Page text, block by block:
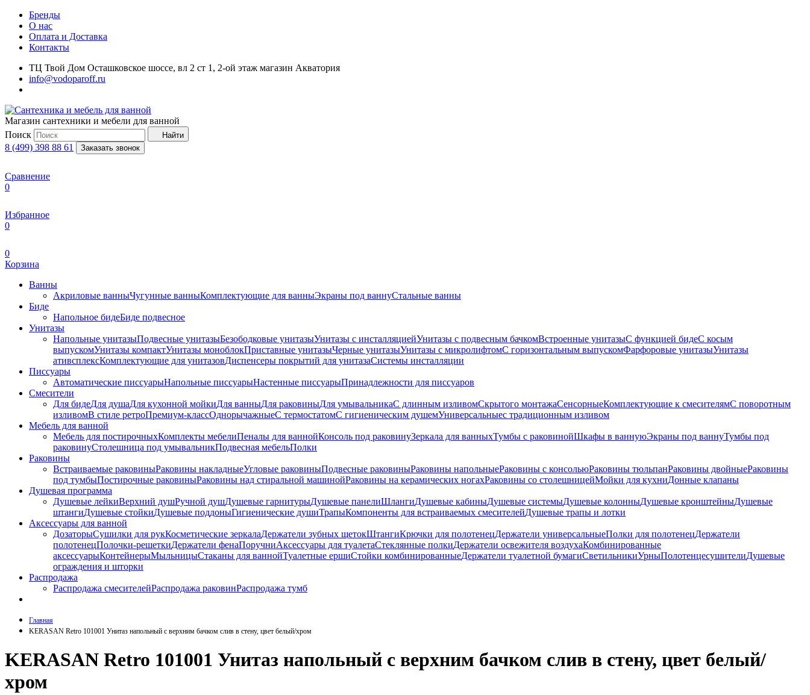
Бренды
О нас
Оплата и Доставка
Контакты
ТЦ Твой Дом Осташковское шоссе, вл 2 ст 1, 2-ой этаж магазин Акватория
info@vodoparoff.ru
Магазин сантехники и мебели для ванной
Поиск
Найти
8 (499) 398 88 61 Заказать звонок
Сравнение
0
Избранное
0
0
Корзина
Ванны
Акриловые ванныЧугунные ванныКомплектующие для ванныЭкраны под ваннуСтальные ванны
Биде
Напольное бидеБиде пoдвеснoе
Унитазы
Напольные унитазыПодвесные унитазыБезободковые унитазыУнитазы с инсталляциейУнитазы с подвесным бачкомВстроенные унитазыС функцией бидеС косым
выпускомУнитазы компактУнитазы моноблокПриставные унитазыЧерные унитазыУнитазы с микролифтомC горизонтальным выпускомФарфоровые унитазыУнитазы
ативсплексКомплектующие для унитазовДиспенсеры покрытий для унитазаСистемы инсталляции
Писсуары
Автоматические писсуарыНапольные писсуарыНастенные писсуарыПринадлежности для писсуаров
Смесители
Для бидеДля душаДля кухонной мойкиДля ванныДля раковиныДля умывальникаС длинным изливомСкрытого монтажаСенсорныеКомплектующие к смесителямС поворотным
изливомВ стиле ретроПремиум-классОднорычажныеС термостатомС гигиеническим душемУниверсальныес традиционным изливом
Мебель для ванной
Мебель для постирочныхКомплекты мебелиПеналы для ваннойКонсоль под раковинуЗеркала для ванныхТумбы с раковинойШкафы в ваннуюЭкраны под ваннуТумбы под
раковинуСтолешница под умывальникПодвесная мебельПолки
Раковины
Встраиваемые раковиныРаковины накладныеУгловые раковиныПодвесные раковиныРаковины напольныеРаковины с консольюРаковины тюльпанРаковины двойныеРаковины
под тумбыПостирочные раковиныРаковины над стиральной машинойРаковины на керамических ногахРаковины со столешницейМойки для кухниДонные клапаны
Душевая программа
Душевые лейкиВерхний душРучной душДушевые гарнитурыДушевые панелиШлангиДушевые кабиныДушевые системыДушевые колонныДушевые кронштейныДушевые
штангиДушевые стойкиДушевые поддоныГигиенические душиТрапыКомпоненты для встраиваемых смесителейДушевые трапы и лотки
Аксессуары для ванной
ДозаторыСушилки для рукКосметические зеркалаДержатели зубных щетокШтангиКрючки для полотенецДержатели универсальныеПолки для полотенецДержатели
полотенецПолочки-решеткиДержатели фенаПоручниАксессуары для туалетаСтеклянные полкиДержатели освежителя воздухаКомбинированные
аксессуарыКонтейнерыМыльницыСтаканы для ваннойТуалетные ершиСтойки комбинированныеДержатели туалетной бумагиСветильникиУрныПолотенцесушителиДушевые
ограждения и шторки
Распродажа
Распродажа смесителейРаспродажа раковинРаспродажа тумб
Главная
KERASAN Retro 101001 Унитаз напольный с верхним бачком слив в стену, цвет белый/хром
KERASAN Retro 101001 Унитаз напольный с верхним бачком слив в стену, цвет белый/
хром